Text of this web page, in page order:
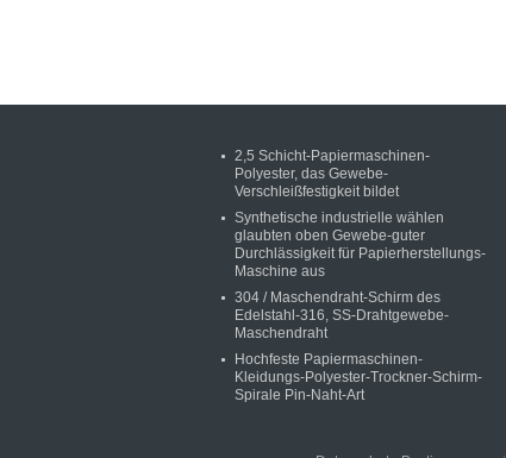
2,5 Schicht-Papiermaschinen-
Polyester, das Gewebe-
Verschleißfestigkeit bildet
Synthetische industrielle wählen
glaubten oben Gewebe-guter
Durchlässigkeit für Papierherstellungs-
Maschine aus
304 / Maschendraht-Schirm des
Edelstahl-316, SS-Drahtgewebe-
Maschendraht
Hochfeste Papiermaschinen-
Kleidungs-Polyester-Trockner-Schirm-
Spirale Pin-Naht-Art